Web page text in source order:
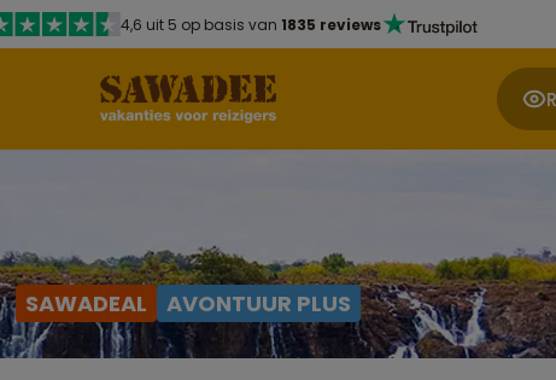
4,6 uit 5 op basis van 1835 reviews
SAWADEAL AVONTUUR PLUS